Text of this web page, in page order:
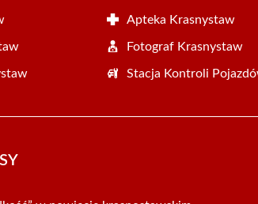
Apteka Krasnystaw
Fotograf Krasnystaw
Stacja Kontroli